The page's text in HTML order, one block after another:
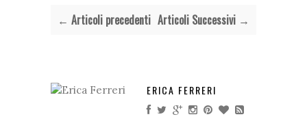
← Articoli precedenti Articoli Successivi →
ERICA FERRERI